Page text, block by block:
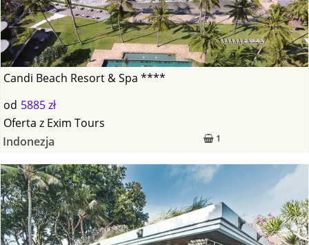
Candi Beach Resort & Spa ****
od 5885 zł
1
Oferta z Exim Tours
Indonezja